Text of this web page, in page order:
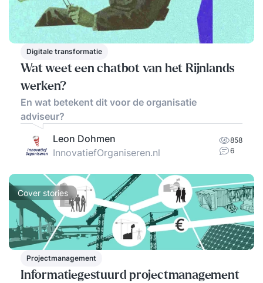
Digitale transformatie
Wat weet een chatbot van het Rijnlands
werken?
En wat betekent dit voor de organisatie
adviseur?
Leon Dohmen
InnovatiefOrganiseren.nl
858
6
Cover stories
Projectmanagement
Informatiegestuurd projectmanagement